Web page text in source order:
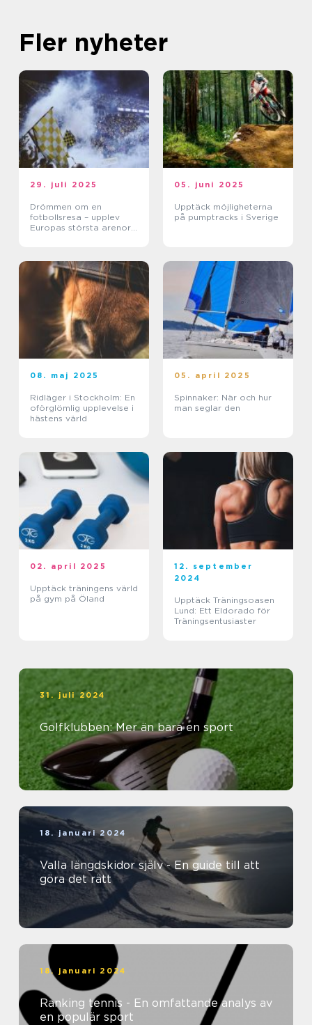
Fler nyheter
29. juli 2025
Drömmen om en
fotbollsresa – upplev
Europas största arenor
05. juni 2025
Upptäck möjligheterna
på pumptracks i Sverige
08. maj 2025
Ridläger i Stockholm: En
oförglömlig upplevelse i
hästens värld
05. april 2025
Spinnaker: När och hur
man seglar den
02. april 2025
Upptäck träningens värld
på gym på Öland
12. september
2024
Upptäck Träningsoasen
Lund: Ett Eldorado för
Träningsentusiaster
31. juli 2024
Golfklubben: Mer än bara en sport
18. januari 2024
Valla längdskidor själv - En guide till att
göra det rätt
18. januari 2024
Ranking tennis - En omfattande analys av
en populär sport